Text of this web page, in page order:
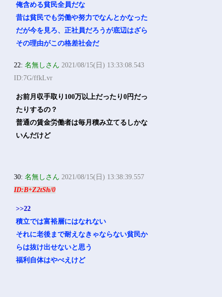
俺含める貧民全員だな
昔は貧民でも労働や努力でなんとかなった
だが今を見ろ、正社員だろうが底辺はざら
その理由がこの格差社会だ
22:名無しさん 2021/08/15(日) 13:33:08.543
ID:7G/ffkLvr
お前月収手取り100万以上だったり0円だっ
たりするの？
普通の賃金労働者は毎月積み立てるしかな
いんだけど
30:名無しさん 2021/08/15(日) 13:38:39.557
ID:B+Z2tSh/0
>>22
積立では富裕層にはなれない
それに老後まで耐えなきゃならない貧民か
らは抜け出せないと思う
福利自体はやべえけど